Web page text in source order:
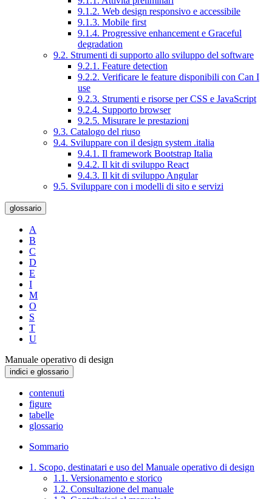
9.1.2. Web design responsivo e accessibile
9.1.3. Mobile first
9.1.4. Progressive enhancement e Graceful
degradation
9.2. Strumenti di supporto allo sviluppo del software
9.2.1. Feature detection
9.2.2. Verificare le feature disponibili con Can I
use
9.2.3. Strumenti e risorse per CSS e JavaScript
9.2.4. Supporto browser
9.2.5. Misurare le prestazioni
9.3. Catalogo del riuso
9.4. Sviluppare con il design system .italia
9.4.1. Il framework Bootstrap Italia
9.4.2. Il kit di sviluppo React
9.4.3. Il kit di sviluppo Angular
9.5. Sviluppare con i modelli di sito e servizi
glossario
A
B
C
D
E
I
M
O
S
T
U
Manuale operativo di design
indici e glossario
contenuti
figure
tabelle
glossario
Sommario
1. Scopo, destinatari e uso del Manuale operativo di design
1.1. Versionamento e storico
1.2. Consultazione del manuale